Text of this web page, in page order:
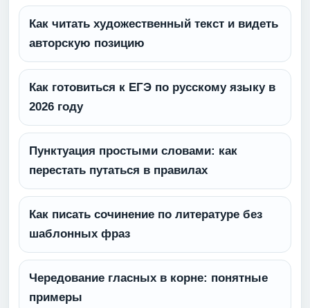
Как читать художественный текст и видеть
авторскую позицию
Как готовиться к ЕГЭ по русскому языку в
2026 году
Пунктуация простыми словами: как
перестать путаться в правилах
Как писать сочинение по литературе без
шаблонных фраз
Чередование гласных в корне: понятные
примеры